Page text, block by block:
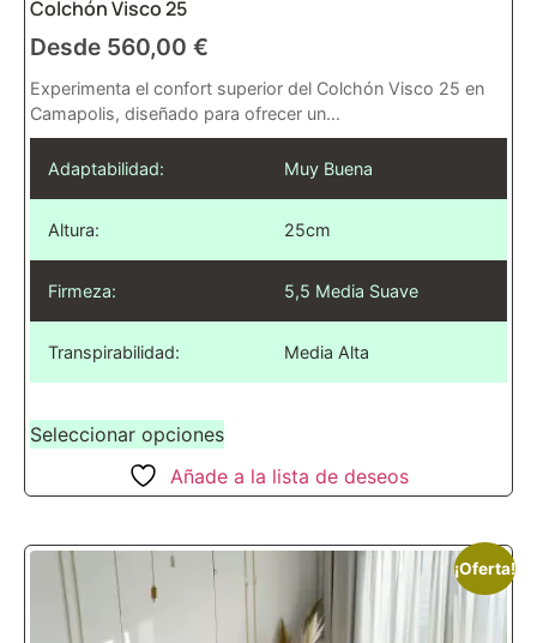
Colchón Visco 25
Desde 560,00 €
Experimenta el confort superior del Colchón Visco 25 en
Camapolis, diseñado para ofrecer un...
Adaptabilidad: Muy Buena
Altura: 25cm
Firmeza: 5,5 Media Suave
Transpirabilidad: Media Alta
Seleccionar opciones
Añade a la lista de deseos
¡Oferta!